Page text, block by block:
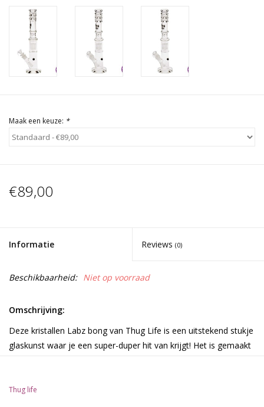
Maak een keuze: *
€89,00
Informatie Reviews (0)
Beschikbaarheid: Niet op voorraad
Omschrijving:
Deze kristallen Labz bong van Thug Life is een uitstekend stukje
glaskunst waar je een super-duper hit van krijgt! Het is gemaakt
Thug life